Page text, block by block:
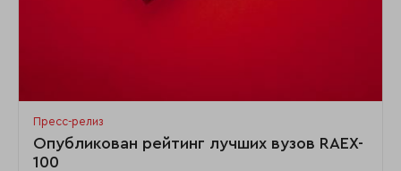
Пресс-релиз
Опубликован рейтинг лучших вузов RAEX-
100